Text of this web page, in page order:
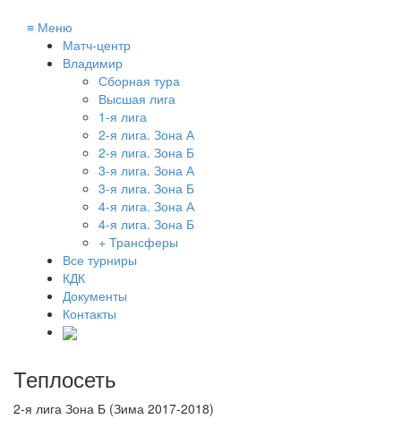
≡ Меню
Матч-центр
Владимир
Сборная тура
Высшая лига
1-я лига
2-я лига. Зона А
2-я лига. Зона Б
3-я лига. Зона А
3-я лига. Зона Б
4-я лига. Зона А
4-я лига. Зона Б
+ Трансферы
Все турниры
КДК
Документы
Контакты
Теплосеть
2-я лига Зона Б (Зима 2017-2018)